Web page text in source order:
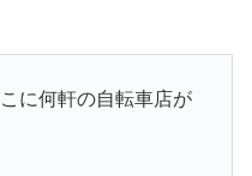
に何軒の自転車店が